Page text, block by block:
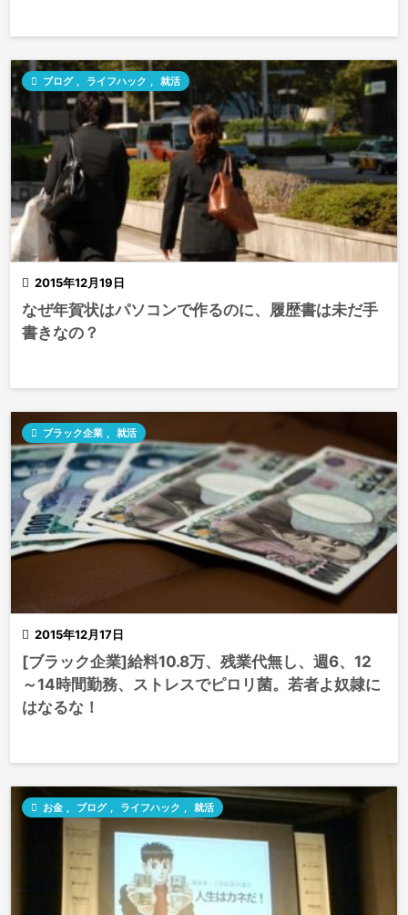
 2015年12月19日
 ブログ , ライフハック , 就活
なぜ年賀状はパソコンで作るのに、履歴書は未だ手
書きなの？
 2015年12月17日
 ブラック企業 , 就活
[ブラック企業]給料10.8万、残業代無し、週6、12
～14時間勤務、ストレスでピロリ菌。若者よ奴隷に
はなるな！
 お金 , ブログ , ライフハック , 就活